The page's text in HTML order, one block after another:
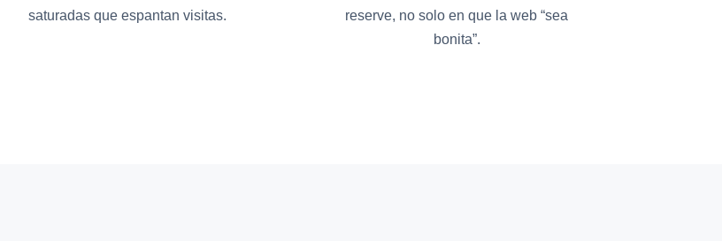
saturadas que espantan visitas.
reserve, no solo en que la web “sea
bonita”.